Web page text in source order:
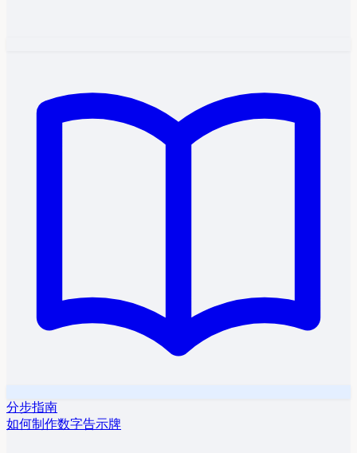
分步指南
如何制作数字告示牌